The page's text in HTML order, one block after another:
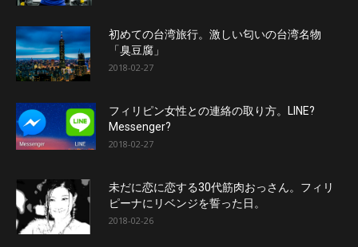
初めての台湾旅行。激しい匂いの台湾名物
「臭豆腐」
2018-02-27
フィリピン女性との連絡の取り方。LINE?
Messenger?
2018-02-27
未だに恋に恋する30代筋肉おっさん。フィリ
ピーナにリベンジを誓った日。
2018-02-26